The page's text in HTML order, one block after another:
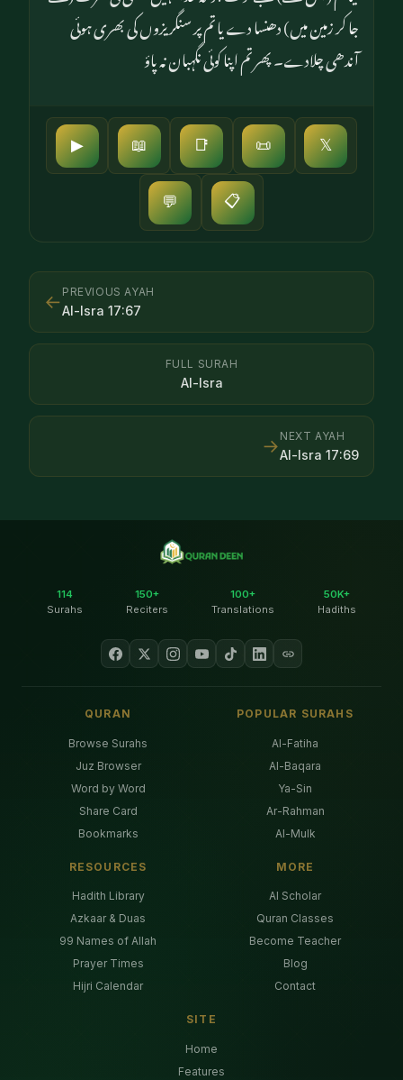
جا کر زمین میں) دھنسا دے یا تم پر سنگریزوں کی بھری ہوئی
آندھی چلادے۔ پھر تم اپنا کوئی نگہبان نہ پاؤ
▶ 📖 📑 📜 𝕏
💬 📋
← PREVIOUS AYAH
Al-Isra 17:67
FULL SURAH
Al-Isra
NEXT AYAH
Al-Isra 17:69
→
114
Surahs
150+
Reciters
100+
Translations
50K+
Hadiths
QURAN
Browse Surahs
Juz Browser
Word by Word
Share Card
Bookmarks
POPULAR SURAHS
Al-Fatiha
Al-Baqara
Ya-Sin
Ar-Rahman
Al-Mulk
RESOURCES
Hadith Library
Azkaar & Duas
99 Names of Allah
Prayer Times
Hijri Calendar
MORE
AI Scholar
Quran Classes
Become Teacher
Blog
Contact
SITE
Home
Features